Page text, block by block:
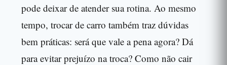
pode deixar de atender sua rotina. Ao mesmo
tempo, trocar de carro também traz dúvidas
bem práticas: será que vale a pena agora? Dá
para evitar prejuízo na troca? Como não cair